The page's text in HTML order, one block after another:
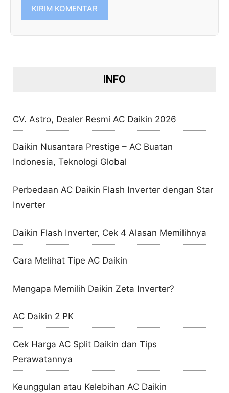
INFO
CV. Astro, Dealer Resmi AC Daikin 2026
Daikin Nusantara Prestige – AC Buatan
Indonesia, Teknologi Global
Perbedaan AC Daikin Flash Inverter dengan Star
Inverter
Daikin Flash Inverter, Cek 4 Alasan Memilihnya
Cara Melihat Tipe AC Daikin
Mengapa Memilih Daikin Zeta Inverter?
AC Daikin 2 PK
Cek Harga AC Split Daikin dan Tips
Perawatannya
Keunggulan atau Kelebihan AC Daikin